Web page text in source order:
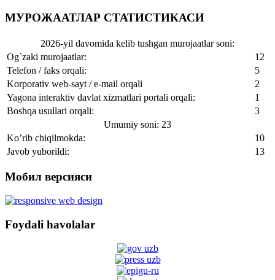
МУРОЖААТЛАР СТАТИСТИКАСИ
2026-yil davomida kelib tushgan murojaatlar soni:
Og`zaki murojaatlar:
12
Telefon / faks orqali:
5
Korporativ web-sayt / e-mail orqali
2
Yagona interaktiv davlat xizmatlari portali orqali:
1
Boshqa usullari orqali:
3
Umumiy soni: 23
Ko’rib chiqilmokda:
10
Javob yuborildi:
13
Мобил версияси
Foydali havolalar